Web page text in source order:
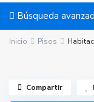
Búsqueda
Inicio Pisos
Compartir